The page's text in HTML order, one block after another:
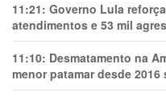
11:21: Governo Lula
atendimentos e 53 mil
11:10: Desmatamento na
menor patamar desde